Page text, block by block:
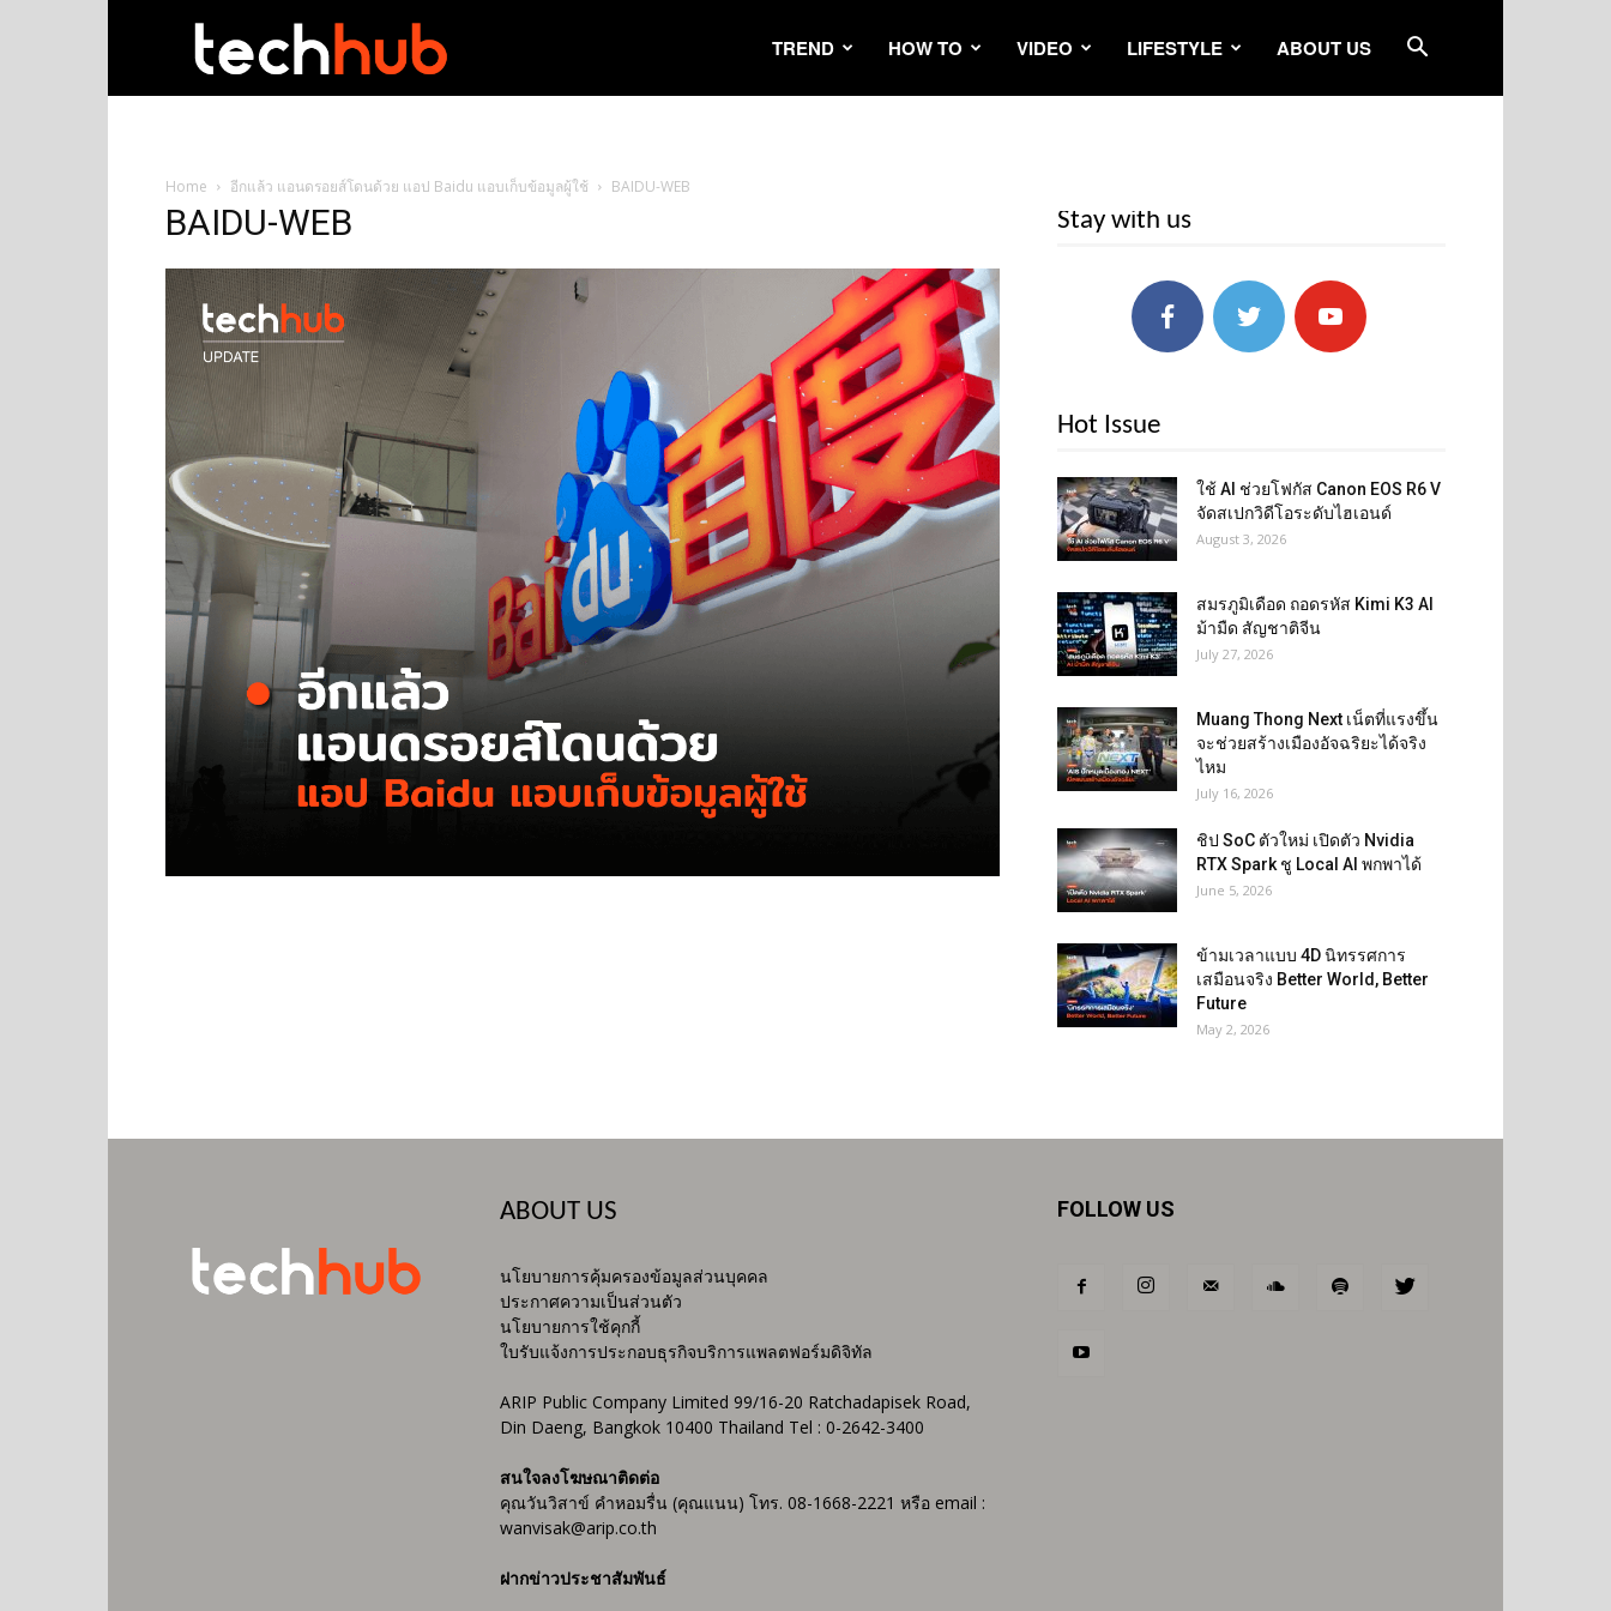
TREND HOW TO VIDEO LIFESTYLE ABOUT US
Home อีกแล้ว แอนดรอยส์โดนด้วย แอป Baidu แอบเก็บข้อมูลผู้ใช้ BAIDU-WEB
BAIDU-WEB Stay with us
Hot Issue
ใช้ AI ช่วยโฟกัส Canon EOS R6 V
จัดสเปกวิดีโอระดับไฮเอนด์
August 3, 2026
สมรภูมิเดือด ถอดรหัส Kimi K3 AI
ม้ามืด สัญชาติจีน
July 27, 2026
Muang Thong Next เน็ตที่แรงขึ้น
จะช่วยสร้างเมืองอัจฉริยะได้จริง
ไหม
July 16, 2026
ชิป SoC ตัวใหม่ เปิดตัว Nvidia
RTX Spark ชู Local AI พกพาได้
June 5, 2026
ข้ามเวลาแบบ 4D นิทรรศการ
เสมือนจริง Better World, Better
Future
May 2, 2026
ABOUT US
นโยบายการคุ้มครองข้อมูลส่วนบุคคล
ประกาศความเป็นส่วนตัว
นโยบายการใช้คุกกี้
ใบรับแจ้งการประกอบธุรกิจบริการแพลตฟอร์มดิจิทัล
ARIP Public Company Limited 99/16-20 Ratchadapisek Road,
Din Daeng, Bangkok 10400 Thailand Tel : 0-2642-3400
สนใจลงโฆษณาติดต่อ
คุณวันวิสาข์ คำหอมรื่น (คุณแนน) โทร. 08-1668-2221 หรือ email :
wanvisak@arip.co.th
ฝากข่าวประชาสัมพันธ์
FOLLOW US